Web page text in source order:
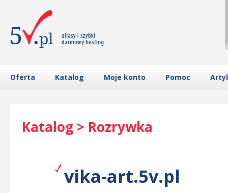
Oferta Katalog Moje konto Pomoc
Katalog > Rozrywka
vika-art.5v.pl